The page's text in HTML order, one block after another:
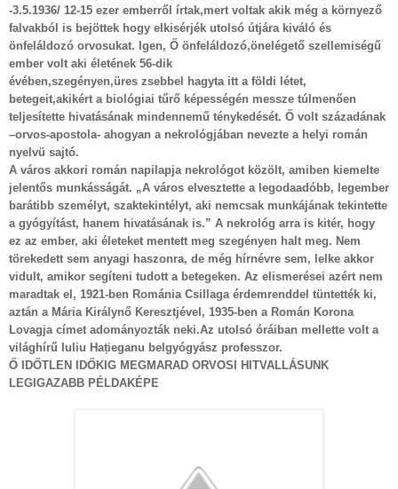
-3.5.1936/ 12-15 ezer emberről írtak,mert voltak akik még a környező
falvakból is bejöttek hogy elkisérjék utolsó útjára kiváló és
önfeláldozó orvosukat. Igen, Ő önfeláldozó,önelégető szellemiségű
ember volt aki életének 56-dik
évében,szegényen,üres zsebbel hagyta itt a földi létet,
betegeit,akikért a biológiai tűrő képességén messze túlmenően
teljesítette hivatásának mindennemű ténykedését. Ő volt századának
–orvos-apostola- ahogyan a nekrológjában nevezte a helyi román
nyelvü sajtó.
A város akkori román napilapja nekrológot közölt, amiben kiemelte
jelentős munkásságát. „A város elvesztette a legodaadóbb, legember
barátibb személyt, szaktekintélyt, aki nemcsak munkájának tekintette
a gyógyítást, hanem hivatásának is.” A nekrológ arra is kitér, hogy
ez az ember, aki életeket mentett meg szegényen halt meg. Nem
törekedett sem anyagi haszonra, de még hírnévre sem, lelke akkor
vidult, amikor segíteni tudott a betegeken. Az elismerései azért nem
maradtak el, 1921-ben Románia Csillaga érdemrenddel tüntették ki,
aztán a Mária Királynő Keresztjével, 1935-ben a Román Korona
Lovagja címet adományozták neki.Az utolsó óráiban mellette volt a
világhírű Iuliu Hațieganu belgyógyász professzor.
Ő IDŐTLEN IDŐKIG MEGMARAD ORVOSI HITVALLÁSUNK
LEGIGAZABB PÉLDAKÉPE